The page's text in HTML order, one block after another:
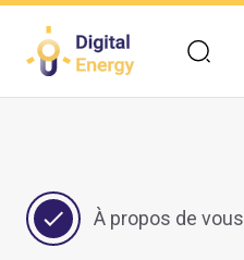
contenu
principal
À propos de vous